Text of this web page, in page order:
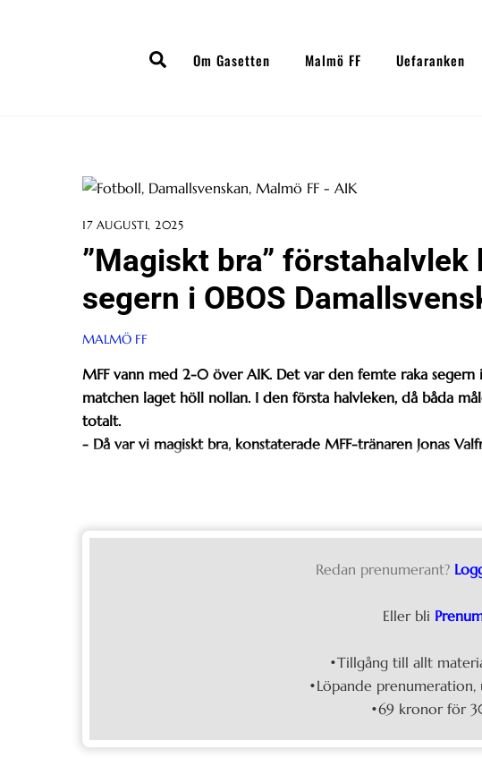
SearchOm Gasetten Malmö FF Uefaranken
17 AUGUSTI, 2025
”Magiskt bra”
segern i OBOS
MALMÖ FF
MFF vann med 2-0 över AIK. Det var den femte raka segern
matchen laget höll nollan. I den första halvleken, då båda
totalt.
- Då var vi magiskt bra, konstaterade MFF-tränaren Jonas
Redan prenumerant?
Eller bli
•Tillgång till allt
•Löpande
•69 kronor för